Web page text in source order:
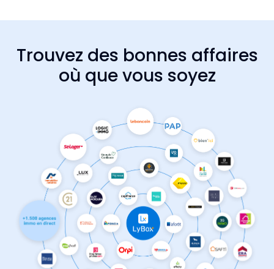
Trouvez des bonnes affaires
où que vous soyez